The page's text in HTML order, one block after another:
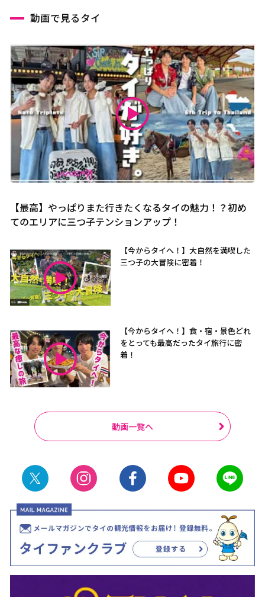
動画で見るタイ
【最高】やっぱりまた行きたくなるタイの魅力！？初め
てのエリアに三つ子テンションアップ！
【今からタイへ！】大自然を満喫した
三つ子の大冒険に密着！
【今からタイへ！】食・宿・景色どれ
をとっても最高だったタイ旅行に密
着！
動画一覧へ